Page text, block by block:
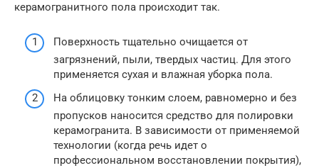
керамогранитного пола происходит так.
Поверхность тщательно очищается от
загрязнений, пыли, твердых частиц. Для этого
применяется сухая и влажная уборка пола.
На облицовку тонким слоем, равномерно и без
пропусков наносится средство для полировки
керамогранита. В зависимости от применяемой
технологии (когда речь идет о
профессиональном восстановлении покрытия),